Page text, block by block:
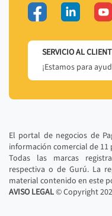
SERVICIO AL
¡Estamos para
El portal de negocios de
información comercial de 11
Todas las marcas
respectiva o de Gurú. La
material contenido en este
AVISO LEGAL© Copyright